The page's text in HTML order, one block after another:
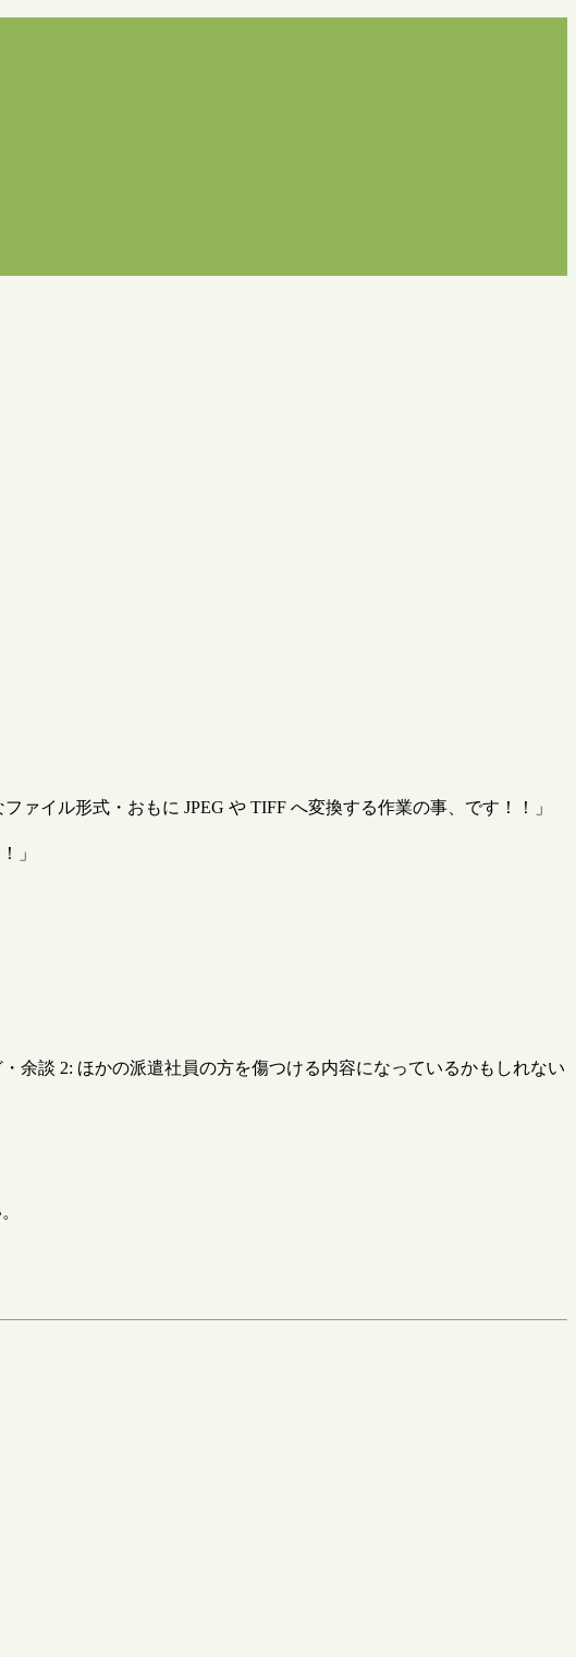
ァイル形式・おもに JPEG や TIFF へ変換する作業の事、です！！」
」
余談 2: ほかの派遣社員の方を傷つける内容になっているかもしれない